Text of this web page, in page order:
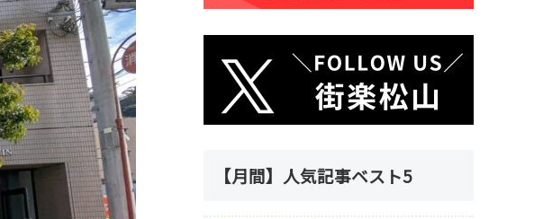
【月間】人気記事ベスト5